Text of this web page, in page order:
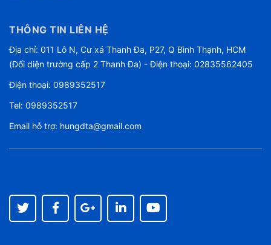
THÔNG TIN LIÊN HỆ
Địa chỉ: 011 Lô N, Cư xá Thanh Đa, P27, Q Bình Thạnh, HCM
(Đối diện trường cấp 2 Thanh Đa) - Điện thoại: 02835562405
Điện thoại: 0989352517
Tel: 0989352517
Email hỗ trợ: hungdta@gmail.com